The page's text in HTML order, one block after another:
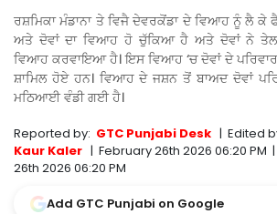
ਰਸ਼ਮਿਕਾ ਮੰਡਾਨਾ ਤੇ ਵਿਜੈ ਦੇਵਰਕੋਂਡਾ ਦੇ ਵਿਆਹ ਨੂੰ ਲੈ
ਅਤੇ ਦੋਵਾਂ ਦਾ ਵਿਆਹ ਹੋ ਚੁੱਕਿਆ ਹੈ ਅਤੇ ਦੋਵਾਂ ਨੇ
ਵਿਆਹ ਕਰਵਾਇਆ ਹੈ। ਇਸ ਵਿਆਹ ‘ਚ ਦੋਵਾਂ ਦੇ
ਸ਼ਾਮਿਲ ਹੋਏ ਹਨ। ਵਿਆਹ ਦੇ ਜਸ਼ਨ ਤੋਂ ਬਾਅਦ ਦੋਵਾਂ
ਮਠਿਆਈ ਵੰਡੀ ਗਈ ਹੈ।
Reported by: GTC Punjabi Desk | Edited
Kaur Kaler | February 26th 2026 06:20 PM |
26th 2026 06:20 PM
Add GTC Punjabi on Google